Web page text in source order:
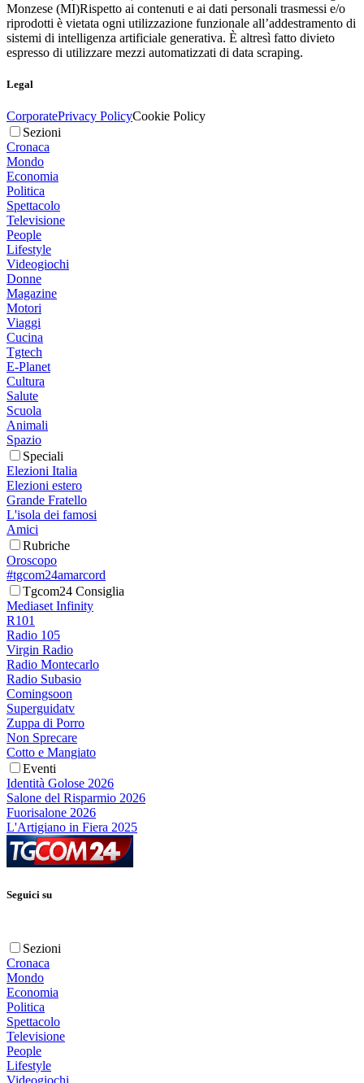
Monzese (MI)Rispetto ai contenuti e ai dati personali trasmessi e/o
riprodotti è vietata ogni utilizzazione funzionale all’addestramento di
sistemi di intelligenza artificiale generativa. È altresì fatto divieto
espresso di utilizzare mezzi automatizzati di data scraping.
Legal
CorporatePrivacy PolicyCookie Policy
Sezioni
Cronaca
Mondo
Economia
Politica
Spettacolo
Televisione
People
Lifestyle
Videogiochi
Donne
Magazine
Motori
Viaggi
Cucina
Tgtech
E-Planet
Cultura
Salute
Scuola
Animali
Spazio
Speciali
Elezioni Italia
Elezioni estero
Grande Fratello
L'isola dei famosi
Amici
Rubriche
Oroscopo
#tgcom24amarcord
Tgcom24 Consiglia
Mediaset Infinity
R101
Radio 105
Virgin Radio
Radio Montecarlo
Radio Subasio
Comingsoon
Superguidatv
Zuppa di Porro
Non Sprecare
Cotto e Mangiato
Eventi
Identità Golose 2026
Salone del Risparmio 2026
Fuorisalone 2026
L'Artigiano in Fiera 2025
Seguici su
Sezioni
Cronaca
Mondo
Economia
Politica
Spettacolo
Televisione
People
Lifestyle
Videogiochi